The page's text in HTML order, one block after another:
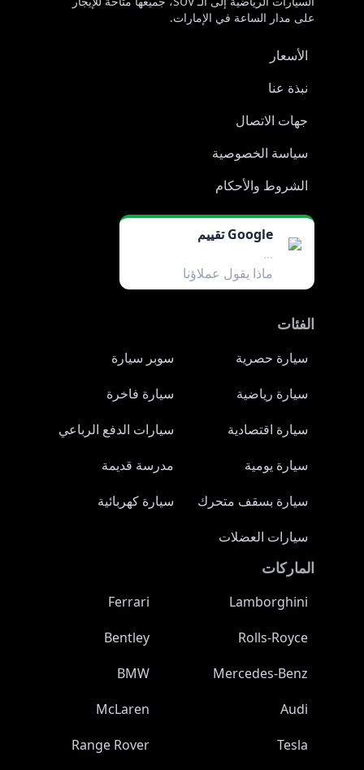
على مدار الساعة في الإمارات.
الأسعار
نبذة عنا
جهات الاتصال
سياسة الخصوصية
الشروط والأحكام
Google تقييم
...
ماذا يقول عملاؤنا
الفئات
سيارة حصرية
سوبر سيارة
سيارة رياضية
سيارة فاخرة
سيارة اقتصادية
سيارات الدفع الرباعي
سيارة يومية
مدرسة قديمة
سيارة بسقف متحرك
سيارة كهربائية
سيارات العضلات
الماركات
Lamborghini
Ferrari
Rolls-Royce
Bentley
Mercedes-Benz
BMW
Audi
McLaren
Tesla
Range Rover